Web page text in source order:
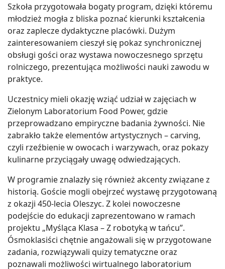
Szkoła przygotowała bogaty program, dzięki któremu
młodzież mogła z bliska poznać kierunki kształcenia
oraz zaplecze dydaktyczne placówki. Dużym
zainteresowaniem cieszył się pokaz synchronicznej
obsługi gości oraz wystawa nowoczesnego sprzętu
rolniczego, prezentująca możliwości nauki zawodu w
praktyce.
Uczestnicy mieli okazję wziąć udział w zajęciach w
Zielonym Laboratorium Food Power, gdzie
przeprowadzano empiryczne badania żywności. Nie
zabrakło także elementów artystycznych – carving,
czyli rzeźbienie w owocach i warzywach, oraz pokazy
kulinarne przyciągały uwagę odwiedzających.
W programie znalazły się również akcenty związane z
historią. Goście mogli obejrzeć wystawę przygotowaną
z okazji 450-lecia Oleszyc. Z kolei nowoczesne
podejście do edukacji zaprezentowano w ramach
projektu „Myśląca Klasa – Z robotyką w tańcu”.
Ósmoklasiści chętnie angażowali się w przygotowane
zadania, rozwiązywali quizy tematyczne oraz
poznawali możliwości wirtualnego laboratorium